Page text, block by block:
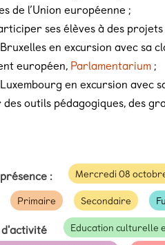
de l’Union européenne ;
ses élèves à des projets
en excursion avec sa
européen, Parlamentarium ;
en excursion avec
outils pédagogiques, des
: Mercredi 08
Primaire Secondaire
Education culturelle